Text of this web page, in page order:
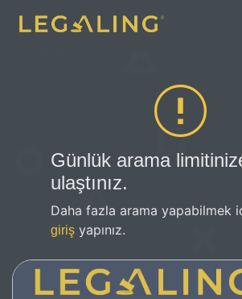
Günlük arama
ulaştınız.
Daha fazla arama yapabilmek
giriş yapınız.